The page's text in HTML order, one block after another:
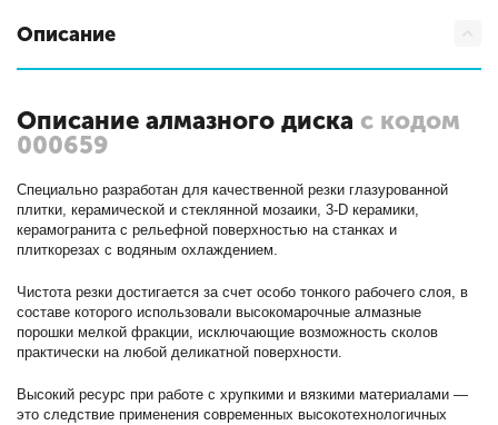
Описание
Описание алмазного диска с кодом
000659
Специально разработан для качественной резки глазурованной
плитки, керамической и стеклянной мозаики, 3-D керамики,
керамогранита с рельефной поверхностью на станках и
плиткорезах с водяным охлаждением.
Чистота резки достигается за счет особо тонкого рабочего слоя, в
составе которого использовали высокомарочные алмазные
порошки мелкой фракции, исключающие возможность сколов
практически на любой деликатной поверхности.
Высокий ресурс при работе с хрупкими и вязкими материалами —
это следствие применения современных высокотехнологичных